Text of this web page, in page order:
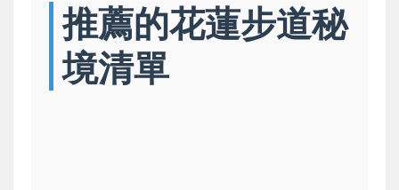
推薦的花蓮步道秘
境清單